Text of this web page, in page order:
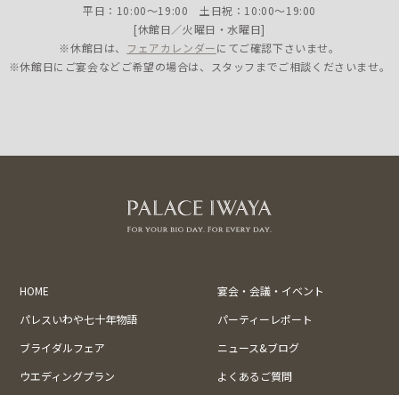
平日：10:00〜19:00 土日祝：10:00〜19:00
[休館日／火曜日・水曜日]
※休館日は、 フェアカレンダーにてご確認下さいませ。
※休館日にご宴会などご希望の場合は、スタッフまでご相談くださいませ。
HOME
宴会・会議・イベント
パレスいわや七十年物語
パーティーレポート
ブライダルフェア
ニュース&ブログ
ウエディングプラン
よくあるご質問